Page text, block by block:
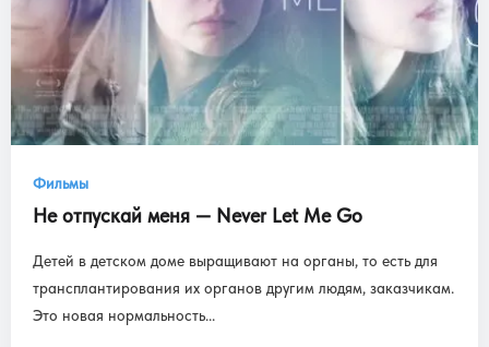
Фильмы
Не отпускай меня — Never Let Me Go
Детей в детском доме выращивают на органы, то есть для
трансплантирования их органов другим людям, заказчикам.
Это новая нормальность...